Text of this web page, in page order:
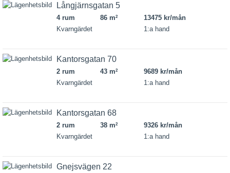
Långjärnsgatan 5
4 rum 86 m2
13475 kr/mån
Kvarngärdet
1:a hand
Kantorsgatan 70
2 rum 43 m2
9689 kr/mån
Kvarngärdet
1:a hand
Kantorsgatan 68
2 rum 38 m2
9326 kr/mån
Kvarngärdet
1:a hand
Gnejsvägen 22